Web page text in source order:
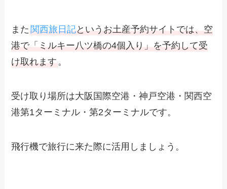
また 関西旅日記というお土産予約サイトでは、空
港で「ミルキー八ツ橋の4個入り」を予約して受
け取れます 。
受け取り場所は大阪国際空港・神戸空港・関西空
港第1ターミナル・第2ターミナルです。
飛行機で旅行に来た際に活用しましょう。